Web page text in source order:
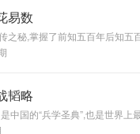
语的深意，前此书中无揭示
十年的书。 这是一部关于孔
的言行中领悟其富有哲理的思想，从而观照现实中我们
兼有学术文本和通俗文本的双
识和了解孔子以及《论语》的精神实质将有所启迪。 ◆孔子究竟
献，就应当心安理得地领取
反对收受便疏远了孔子。自此，“堕三都
易数
韬略
中国的“兵学圣典”,也是世界
师将从“战略+战术+实战”全面